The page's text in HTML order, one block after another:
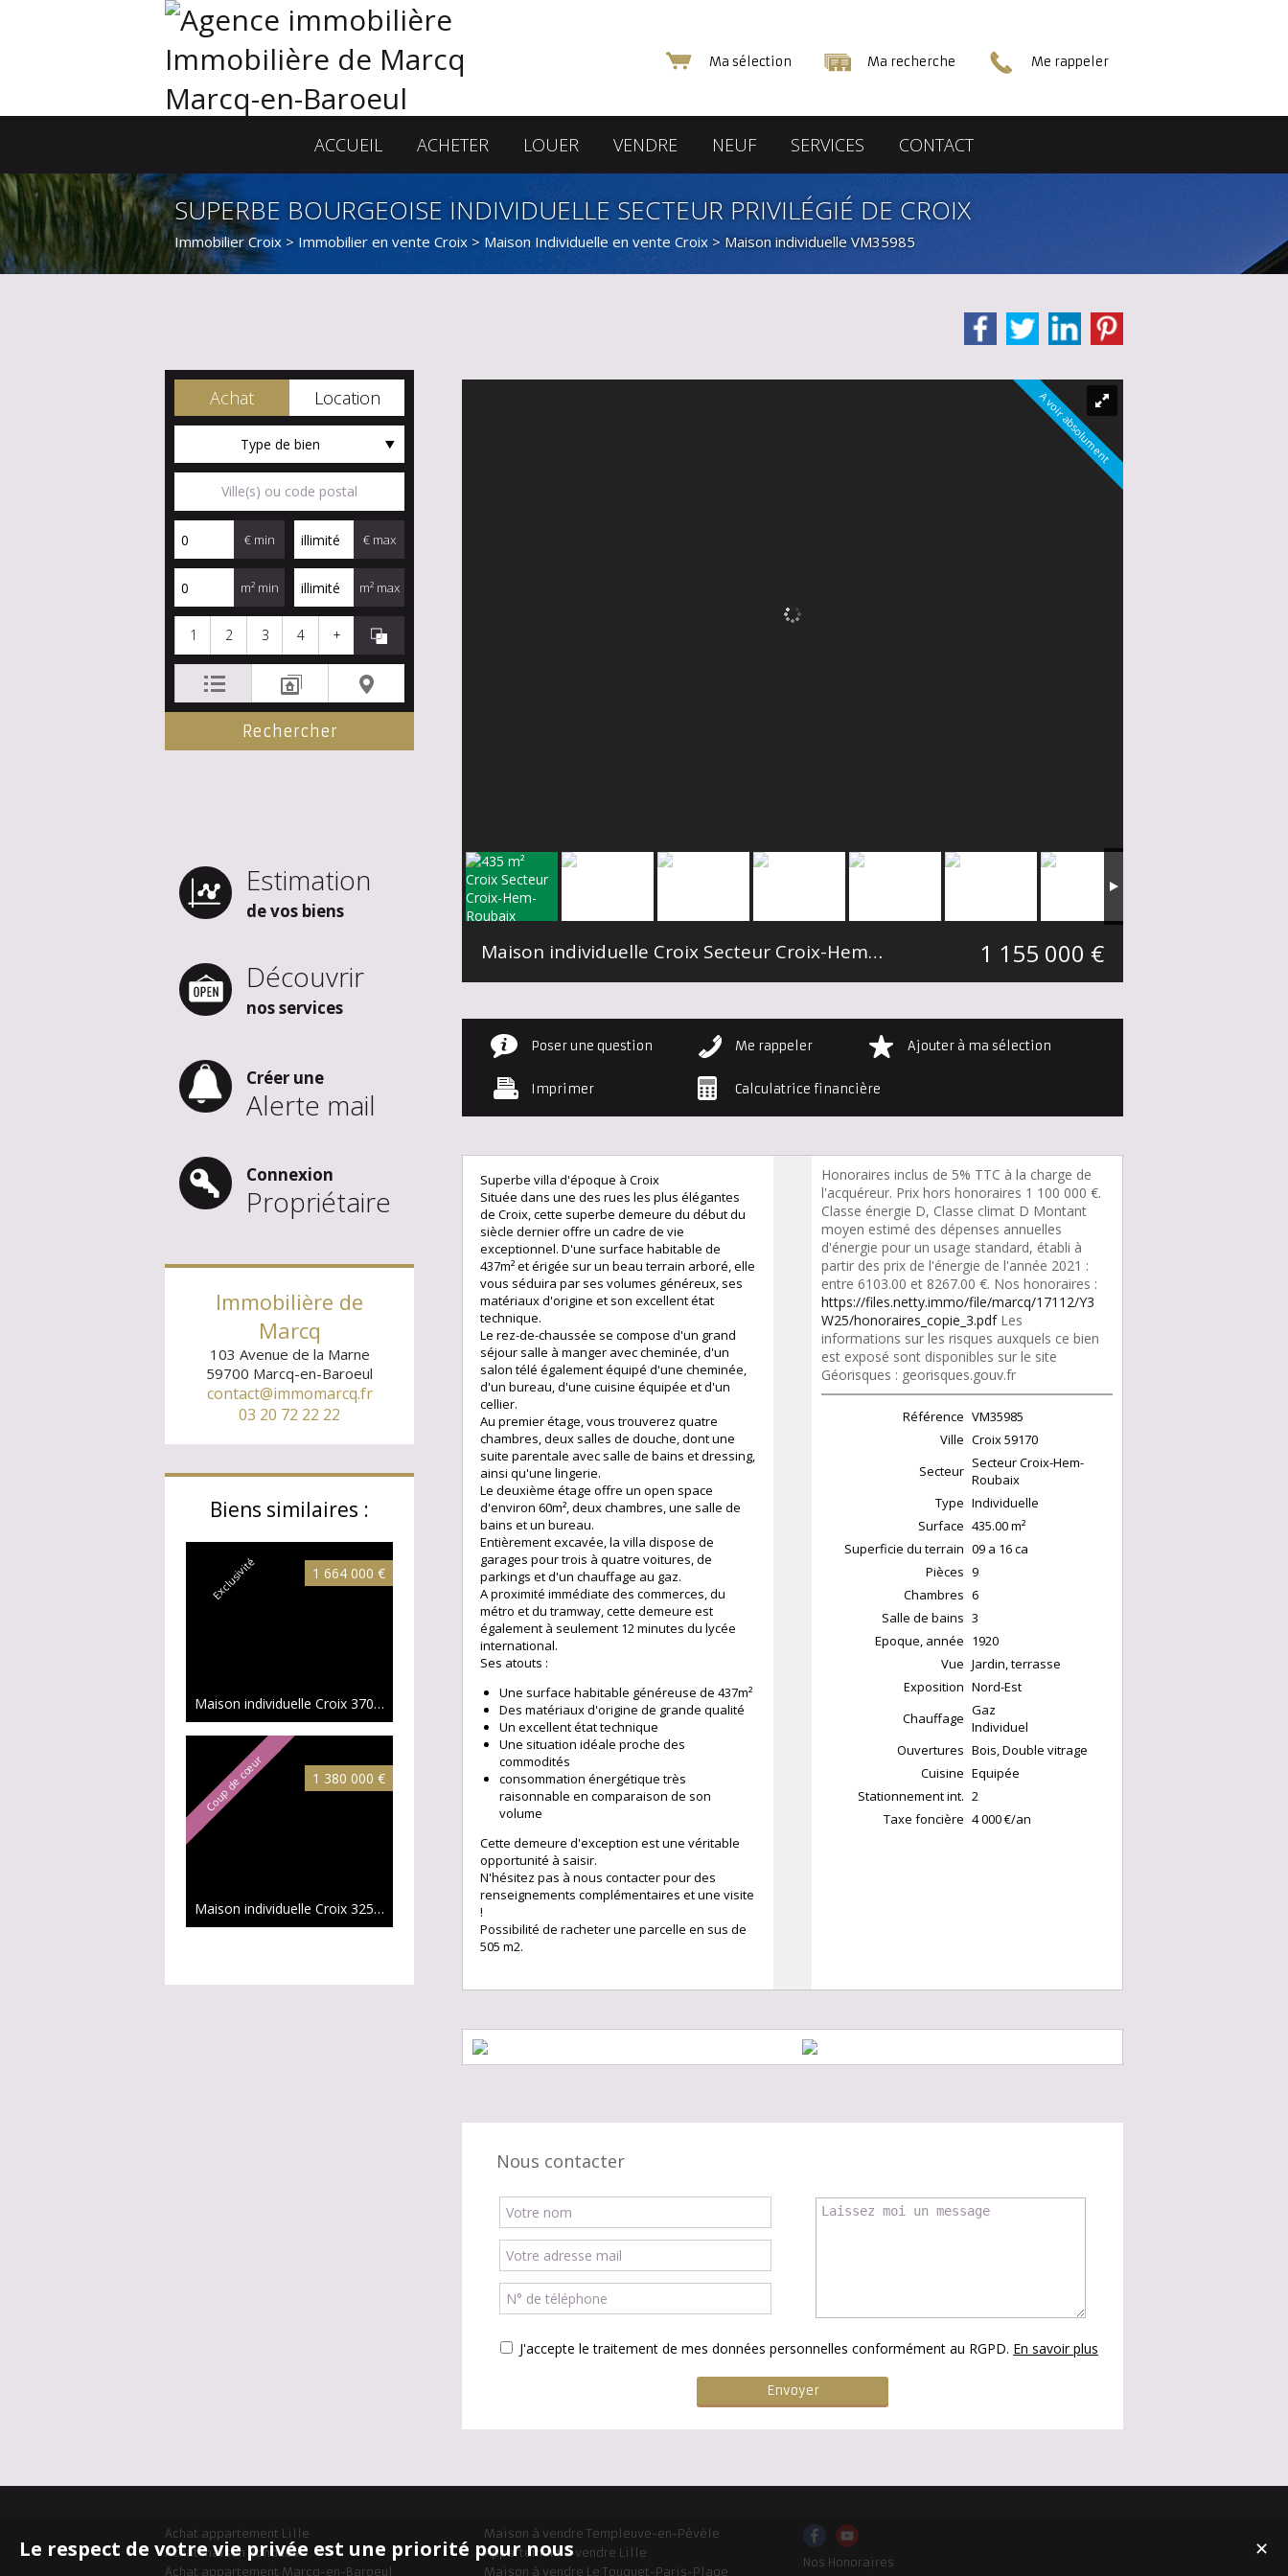
Me rappeler
Ma recherche
Ma sélection
ACCUEIL ACHETER LOUER VENDRE NEUF SERVICES CONTACT
SUPERBE BOURGEOISE INDIVIDUELLE SECTEUR PRIVILÉGIÉ DE CROIX
Immobilier Croix > Immobilier en vente Croix > Maison Individuelle en vente Croix > Maison individuelle VM35985
Achat Location
Type de bien
€ min € max
m² min m² max
1 2 3 4 +
Estimation
de vos biens
Découvrir
nos services
Créer une
Alerte mail
Connexion
Propriétaire
Immobilière de
Marcq
103 Avenue de la Marne
59700 Marcq-en-Baroeul
contact@immomarcq.fr
03 20 72 22 22
Biens similaires :
Exclusivité 1 664 000 €
Maison individuelle Croix 370 m²
Coup de cœur 1 380 000 €
Maison individuelle Croix 325 m²
A voir absolument
Maison individuelle Croix Secteur Croix-Hem-Roubaix 435 m²
1 155 000 €
Poser une question Me rappeler Ajouter à ma sélection
Imprimer Calculatrice financière
Superbe villa d'époque à Croix
Située dans une des rues les plus élégantes
de Croix, cette superbe demeure du début du
siècle dernier offre un cadre de vie
exceptionnel. D'une surface habitable de
437m² et érigée sur un beau terrain arboré, elle
vous séduira par ses volumes généreux, ses
matériaux d'origine et son excellent état
technique.
Le rez-de-chaussée se compose d'un grand
séjour salle à manger avec cheminée, d'un
salon télé également équipé d'une cheminée,
d'un bureau, d'une cuisine équipée et d'un
cellier.
Au premier étage, vous trouverez quatre
chambres, deux salles de douche, dont une
suite parentale avec salle de bains et dressing,
ainsi qu'une lingerie.
Le deuxième étage offre un open space
d'environ 60m², deux chambres, une salle de
bains et un bureau.
Entièrement excavée, la villa dispose de
garages pour trois à quatre voitures, de
parkings et d'un chauffage au gaz.
A proximité immédiate des commerces, du
métro et du tramway, cette demeure est
également à seulement 12 minutes du lycée
international.
Ses atouts :
Une surface habitable généreuse de 437m²
Des matériaux d'origine de grande qualité
Un excellent état technique
Une situation idéale proche des
commodités
consommation énergétique très
raisonnable en comparaison de son
volume
Cette demeure d'exception est une véritable
opportunité à saisir.
N'hésitez pas à nous contacter pour des
renseignements complémentaires et une visite
!
Possibilité de racheter une parcelle en sus de
505 m2.
Honoraires inclus de 5% TTC à la charge de
l'acquéreur. Prix hors honoraires 1 100 000 €.
Classe énergie D, Classe climat D Montant
moyen estimé des dépenses annuelles
d'énergie pour un usage standard, établi à
partir des prix de l'énergie de l'année 2021 :
entre 6103.00 et 8267.00 €. Nos honoraires :
https://files.netty.immo/file/marcq/17112/Y3
W25/honoraires_copie_3.pdfLes
informations sur les risques auxquels ce bien
est exposé sont disponibles sur le site
Géorisques : georisques.gouv.fr
Référence VM35985
Ville Croix59170
Secteur Secteur Croix-Hem-
Roubaix
Type Individuelle
Surface 435.00m²
Superficie du terrain 09 a 16 ca
Pièces 9
Chambres 6
Salle de bains 3
Epoque, année 1920
Vue Jardin, terrasse
Exposition Nord-Est
Chauffage Gaz
Individuel
Ouvertures Bois, Double vitrage
Cuisine Equipée
Stationnement int. 2
Taxe foncière 4 000 €/an
Nous contacter
J'accepte le traitement de mes données personnelles conformément au RGPD. En savoir plus
Achat appartement Lille
Achat maison Bondues
Achat appartement Marcq-en-Baroeul
Maison à vendre Templeuve-en-Pévèle
Appartement à vendre Lille
Maison à vendre Le Touquet-Paris-Plage
Nos Honoraires
✕
Le respect de votre vie privée est une priorité pour nous